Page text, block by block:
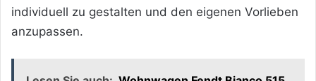
individuell zu gestalten und den eigenen Vorlieben
anzupassen.